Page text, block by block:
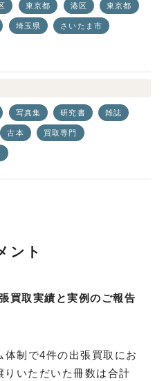
東京都 港区 東京都
埼玉県 さいたま市
写真集 研究書 雑誌
古本 買取専門
ント
買取実績と実例のご報告
制で4件の出張買取にお
いただいた冊数は合計